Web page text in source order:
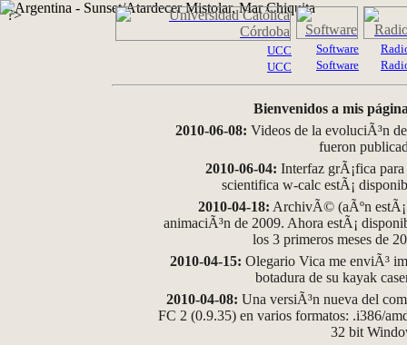
?>
UCC
UCC
Software
Software
Bienvenidos a mis
2010-06-08: Videos de la evoluciÃ³n
fueron
2010-06-04: Interfaz grÃ¡fica
scientifica w-calc estÃ¡
2010-04-18: ArchivÃ© (aÃºn
animaciÃ³n de 2009. Ahora estÃ¡
los 3 primeros meses de
2010-04-15: Olegario Vica me enviÃ³
botadura de su kayak
2010-04-08: Una versiÃ³n nueva del
FC 2 (0.9.35) en varios formatos: .i386/
32 bit